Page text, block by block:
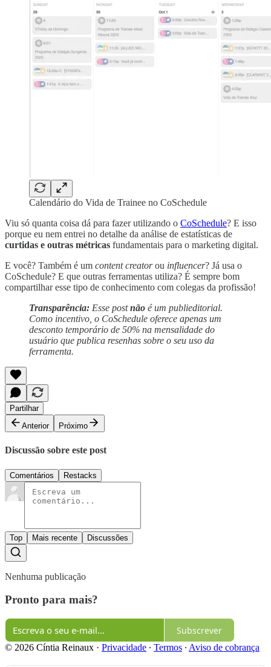
Calendário do Vida de Trainee no CoSchedule
Viu só quanta coisa dá para fazer utilizando o CoSchedule? E isso
porque eu nem entrei no detalhe da análise de estatísticas de
curtidas e outras métricas fundamentais para o marketing digital.
E você? Também é um content creatorou influencer? Já usa o
CoSchedule? E que outras ferramentas utiliza? É sempre bom
compartilhar esse tipo de conhecimento com colegas da profissão!
Transparência: Esse postnão é um publieditorial.
Como incentivo, o CoSchedule oferece apenas um
desconto temporário de 50% na mensalidade do
usuário que publica resenhas sobre o seu uso da
ferramenta.
Partilhar
Anterior
Próximo
Discussão sobre este post
Comentários Restacks
Top Mais recente Discussões
Nenhuma publicação
Pronto para mais?
Subscrever
© 2026 Cíntia Reinaux · Privacidade ∙ Termos ∙ Aviso de cobrança